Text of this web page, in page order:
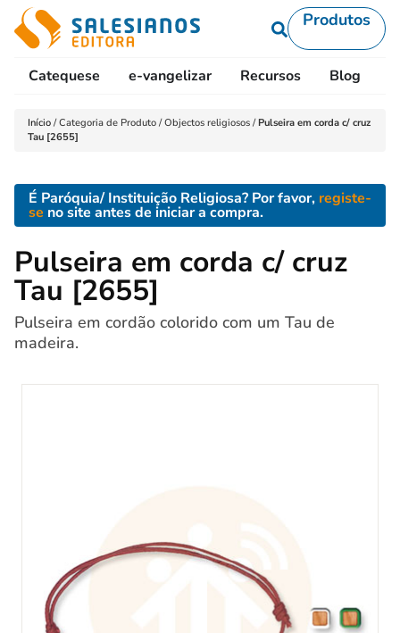
Produtos
Catequese e-vangelizar Recursos Blog
Início /Categoria de Produto /Objectos religiosos /Pulseira em corda c/ cruz
Tau [2655]
É Paróquia/ Instituição Religiosa? Por favor, registe-
se no site antes de iniciar a compra.
Pulseira em corda c/ cruz
Tau [2655]
Pulseira em cordão colorido com um Tau de
madeira.